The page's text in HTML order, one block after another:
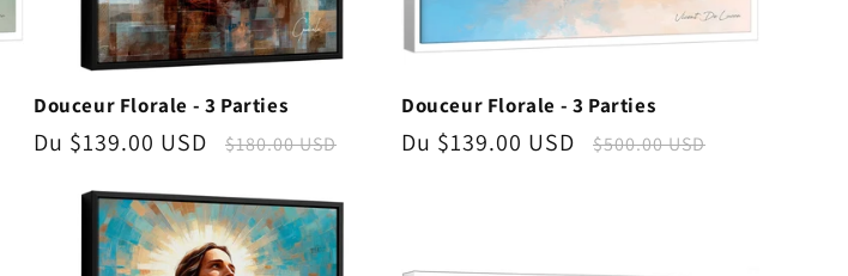
Douceur Florale - 3 Parties
Prix
Du $139.00 USD
Prix
$180.00 USD
Douceur Florale - 3 Parties
Prix
Du $139.00 USD
Prix
$500.00 USD